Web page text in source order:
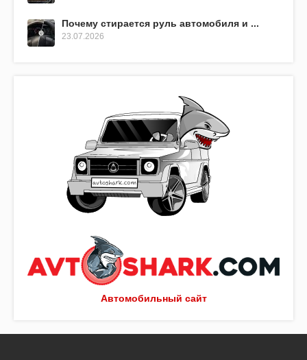
Автомобильный сайт
Почему стирается руль автомобиля и ...
23.07.2026